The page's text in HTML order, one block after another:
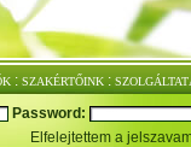
: SZAKÉRTŐINK :
Password:
Elfelejtettem a